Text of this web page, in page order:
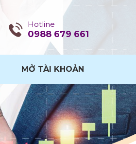
Hotline
0988 679 661
MỞ TÀI KHOẢN